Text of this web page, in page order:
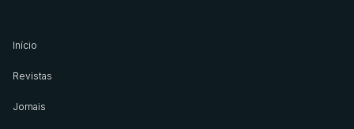
Início
Revistas
Jornais